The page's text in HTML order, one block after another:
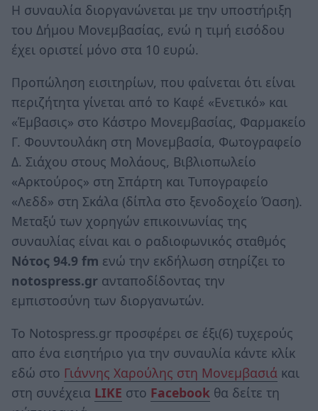
Η συναυλία διοργανώνεται με την υποστήριξη
του Δήμου Μονεμβασίας, ενώ η τιμή εισόδου
έχει οριστεί μόνο στα 10 ευρώ.
Προπώληση εισιτηρίων, που φαίνεται ότι είναι
περιζήτητα γίνεται από το Καφέ «Ενετικό» και
«Έμβασις» στο Κάστρο Μονεμβασίας, Φαρμακείο
Γ. Φουντουλάκη στη Μονεμβασία, Φωτογραφείο
Δ. Σιάχου στους Μολάους, Βιβλιοπωλείο
«Αρκτούρος» στη Σπάρτη και Τυπογραφείο
«Λεδδ» στη Σκάλα (δίπλα στο ξενοδοχείο Όαση).
Μεταξύ των χορηγών επικοινωνίας της
συναυλίας είναι και ο ραδιοφωνικός σταθμός
Νότος 94.9 fm ενώ την εκδήλωση στηρίζει το
notospress.gr ανταποδίδοντας την
εμπιστοσύνη των διοργανωτών.
Το Notospress.gr προσφέρει σε έξι(6) τυχερούς
απο ένα εισητήριο για την συναυλία κάντε κλίκ
εδώ στο Γιάννης Χαρούλης στη Μονεμβασιά και
στη συνέχεια LIKE στο Facebook θα δείτε τη